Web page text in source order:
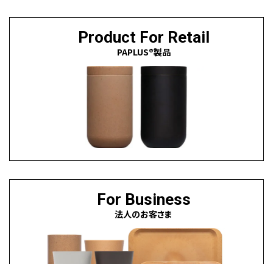
Product For Retail
PAPLUS®製品
For Business
法人のお客さま